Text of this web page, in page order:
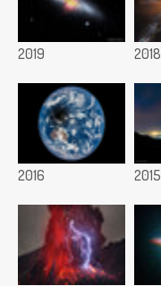
2019 2018
2016 2015